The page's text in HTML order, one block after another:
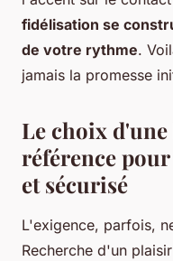
fidélisation se
de votre rythme.
jamais la promesse
Le choix
référence
et sécurisé
L'exigence, parfois,
Recherche d'un